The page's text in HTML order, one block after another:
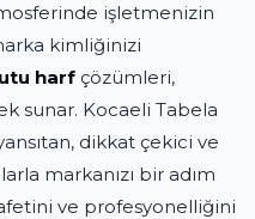
işletmenizin
kimliğinizi
harf çözümleri,
sunar. Kocaeli Tabela
dikkat çekici ve
markanızı bir adım
ve profesyonelliğini